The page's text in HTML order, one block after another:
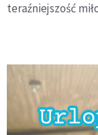
teraźniejszość